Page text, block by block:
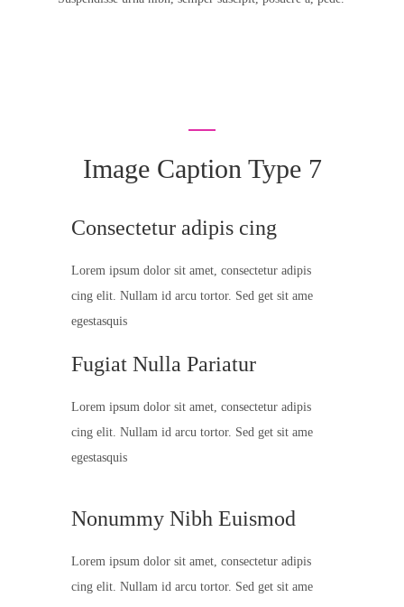
Image Caption Type 7
Consectetur adipis cing
Lorem ipsum dolor sit amet, consectetur adipis
cing elit. Nullam id arcu tortor. Sed get sit ame
egestasquis
Fugiat Nulla Pariatur
Lorem ipsum dolor sit amet, consectetur adipis
cing elit. Nullam id arcu tortor. Sed get sit ame
egestasquis
Nonummy Nibh Euismod
Lorem ipsum dolor sit amet, consectetur adipis
cing elit. Nullam id arcu tortor. Sed get sit ame